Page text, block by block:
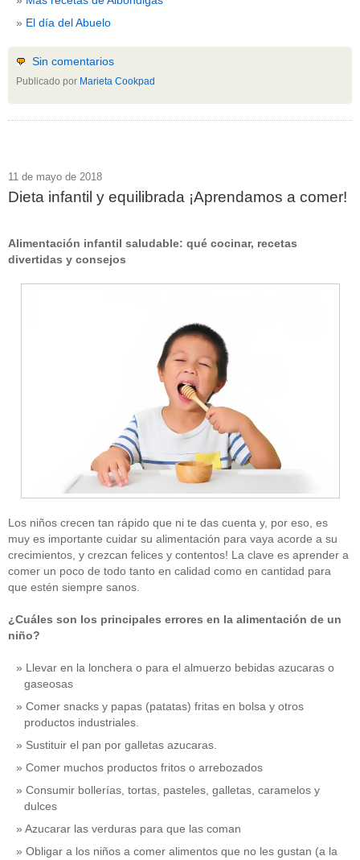
El día del Abuelo
Sin comentarios
Publicado por Marieta Cookpad
11 de mayo de 2018
Dieta infantil y equilibrada ¡Aprendamos a comer!
Alimentación infantil saludable: qué cocinar, recetas
divertidas y consejos
Los niños crecen tan rápido que ni te das cuenta y, por eso, es
muy es importante cuidar su alimentación para vaya acorde a su
crecimientos, y crezcan felices y contentos! La clave es aprender a
comer un poco de todo tanto en calidad como en cantidad para
que estén siempre sanos.
¿Cuáles son los principales errores en la alimentación de un
niño?
Llevar en la lonchera o para el almuerzo bebidas azucaras o
gaseosas
Comer snacks y papas (patatas) fritas en bolsa y otros
productos industriales.
Sustituir el pan por galletas azucaras.
Comer muchos productos fritos o arrebozados
Consumir bollerías, tortas, pasteles, galletas, caramelos y
dulces
Azucarar las verduras para que las coman
Obligar a los niños a comer alimentos que no les gustan (a la